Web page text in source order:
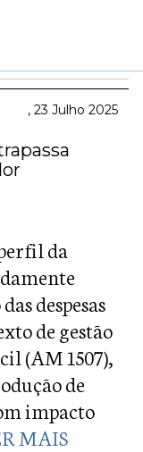
23 Julho 2025
da
despesas
de gestão
(AM 1507),
de
impacto
MAIS